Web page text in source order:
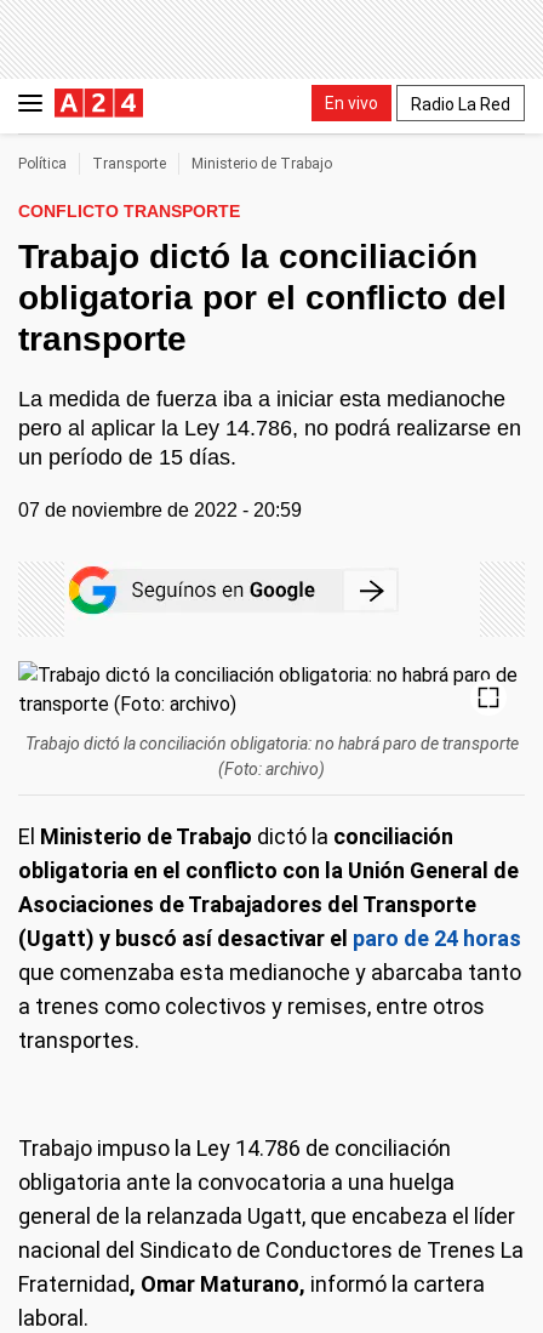
En vivo Radio La Red
Política Transporte Ministerio de Trabajo
CONFLICTO TRANSPORTE
Trabajo dictó la conciliación
obligatoria por el conflicto del
transporte
La medida de fuerza iba a iniciar esta medianoche
pero al aplicar la Ley 14.786, no podrá realizarse en
un período de 15 días.
07 de noviembre de 2022 - 20:59
Trabajo dictó la conciliación obligatoria: no habrá paro de transporte
(Foto: archivo)
El Ministerio de Trabajo dictó la conciliación
obligatoria en el conflicto con la Unión General de
Asociaciones de Trabajadores del Transporte
(Ugatt) y buscó así desactivar el paro de 24 horas
que comenzaba esta medianoche y abarcaba tanto
a trenes como colectivos y remises, entre otros
transportes.
Trabajo impuso la Ley 14.786 de conciliación
obligatoria ante la convocatoria a una huelga
general de la relanzada Ugatt, que encabeza el líder
nacional del Sindicato de Conductores de Trenes La
Fraternidad, Omar Maturano, informó la cartera
laboral.